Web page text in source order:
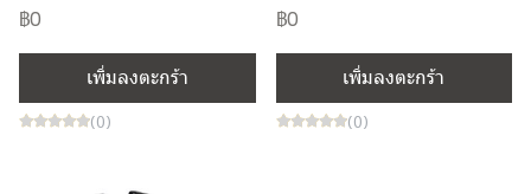
฿0
เพิ่มลงตะกร้า
(0)
฿0
เพิ่มลงตะกร้า
(0)